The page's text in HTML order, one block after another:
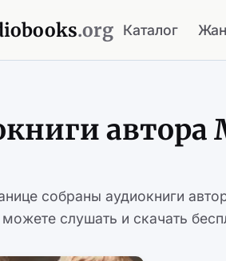
.org Каталог
собраны аудиокниги
слушать и скачать